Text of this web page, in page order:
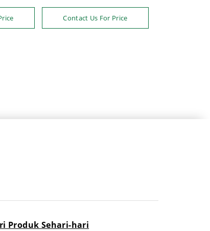
Contact Us For Price
Produk Sehari-hari